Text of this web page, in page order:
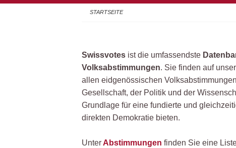
STARTSEITE
Swissvotes ist die umfassendste
Volksabstimmungen. Sie finden auf
allen eidgenössischen
Gesellschaft, der Politik und der
Grundlage für eine fundierte und
direkten Demokratie bieten.
UnterAbstimmungen finden Sie eine